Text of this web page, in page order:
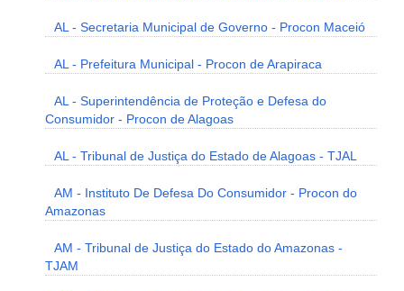
AL - Secretaria Municipal de Governo - Procon Maceió
AL - Prefeitura Municipal - Procon de Arapiraca
AL - Superintendência de Proteção e Defesa do
Consumidor - Procon de Alagoas
AL - Tribunal de Justiça do Estado de Alagoas - TJAL
AM - Instituto De Defesa Do Consumidor - Procon do
Amazonas
AM - Tribunal de Justiça do Estado do Amazonas -
TJAM